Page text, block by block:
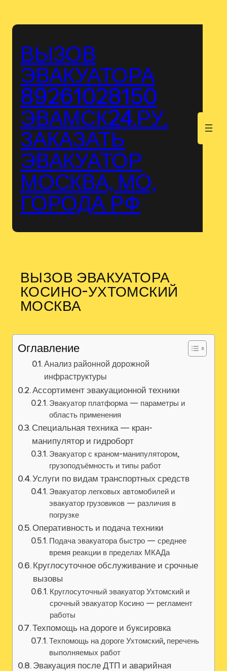
ВЫЗОВ
ЭВАКУАТОРА
89261028150
ЭВАМСК24.РУ.
ЗАКАЗАТЬ
ЭВАКУАТОР
МОСКВА, МО,
ГОРОДА РФ
ВЫЗОВ ЭВАКУАТОРА
КОСИНО-УХТОМСКИЙ
МОСКВА
Оглавление
Анализ районной дорожной
инфраструктуры
Ассортимент эвакуационной техники
Эвакуатор платформа — параметры и
область применения
Специальная техника — кран-
манипулятор и гидроборт
Эвакуатор с краном-манипулятором,
грузоподъёмность и типы работ
Услуги по видам транспортных средств
Эвакуатор легковых автомобилей и
эвакуатор грузовиков — различия в
погрузке
Оперативность и подача техники
Подача эвакуатора быстро — среднее
время реакции в пределах МКАДа
Круглосуточное обслуживание и срочные
вызовы
Круглосуточный эвакуатор Ухтомский и
срочный эвакуатор Косино — регламент
работы
Техпомощь на дороге и буксировка
Техпомощь на дороге Ухтомский, перечень
выполняемых работ
Эвакуация после ДТП и аварийная